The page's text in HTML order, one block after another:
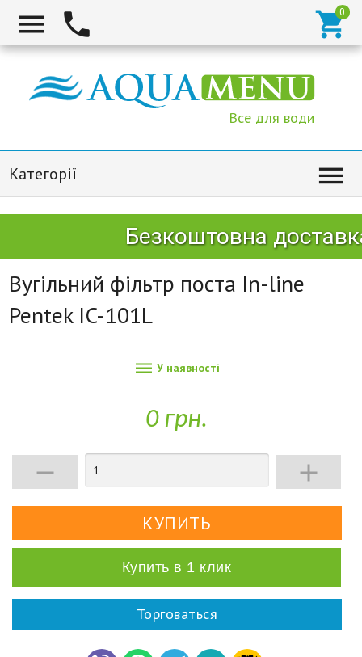
  
Все для води
Категорії 
Безкоштовна
Вугільний фільтр поста In-line
Pentek IC-101L
 У наявності
0 грн.
 
Купить в 1 клик
Торговаться